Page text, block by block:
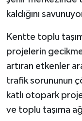
kaldığını
Kentte toplu
projelerin
artıran etkenler
trafik sorununun
katlı otopark
ve toplu taşıma